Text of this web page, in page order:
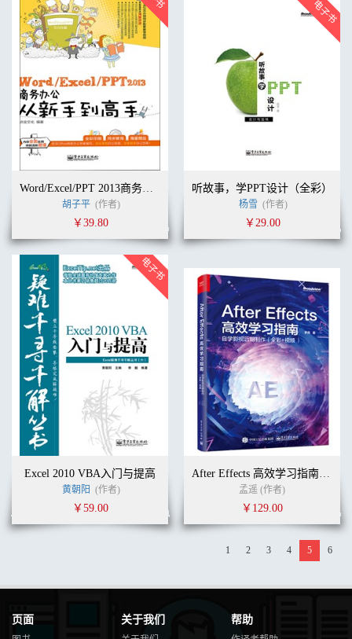
Word/Excel/PPT 2013商务办公从新手到高手(含DVD光盘1张)（全彩）
胡子平 (作者)
￥39.80
听故事，学PPT设计（全彩）
杨雪 (作者)
￥29.00
Excel 2010 VBA入门与提高
黄朝阳 (作者)
￥59.00
After Effects 高效学习指南：自学影视后期制作（全彩+视频）
孟遥 (作者)
￥129.00
1 2 3 4 5 6
页面 关于我们 帮助